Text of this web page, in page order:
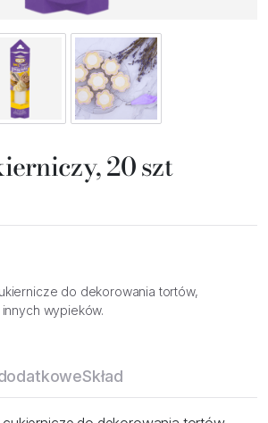
20 szt
do dekorowania tortów,
wypieków.
Skład